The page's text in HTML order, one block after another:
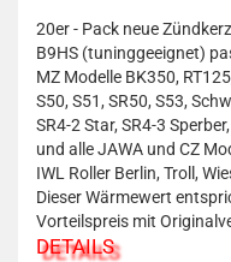
20er - Pack neue
B9HS (tuninggeeignet)
MZ Modelle BK350,
S50, S51, SR50, S53,
SR4-2 Star, SR4-3
und alle JAWA und CZ
IWL Roller Berlin, Troll,
Dieser Wärmewert
Vorteilspreis mit
DETAILS